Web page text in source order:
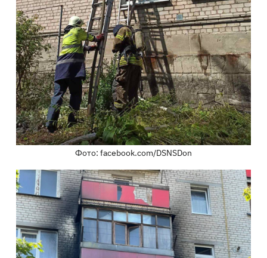
Фото: facebook.com/DSNSDon